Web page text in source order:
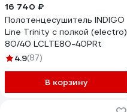
16 740 ₽
Полотенцесушитель INDIGO
Line Trinity с полкой (electro)
80/40 LСLTE80-40PRt
4.9(87)
В корзину